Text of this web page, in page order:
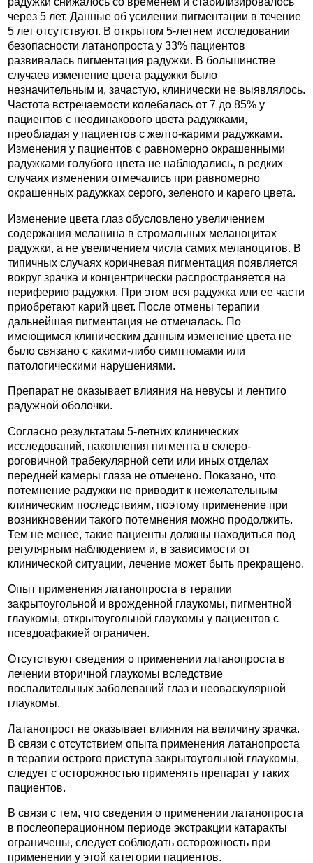
через 5 лет. Данные об усилении пигментации в течение
5 лет отсутствуют. В открытом 5-летнем исследовании
безопасности латанопроста у 33% пациентов
развивалась пигментация радужки. В большинстве
случаев изменение цвета радужки было
незначительным и, зачастую, клинически не выявлялось.
Частота встречаемости колебалась от 7 до 85% у
пациентов с неодинакового цвета радужками,
преобладая у пациентов с желто-карими радужками.
Изменения у пациентов с равномерно окрашенными
радужками голубого цвета не наблюдались, в редких
случаях изменения отмечались при равномерно
окрашенных радужках серого, зеленого и карего цвета.
Изменение цвета глаз обусловлено увеличением
содержания меланина в стромальных меланоцитах
радужки, а не увеличением числа самих меланоцитов. В
типичных случаях коричневая пигментация появляется
вокруг зрачка и концентрически распространяется на
периферию радужки. При этом вся радужка или ее части
приобретают карий цвет. После отмены терапии
дальнейшая пигментация не отмечалась. По
имеющимся клиническим данным изменение цвета не
было связано с какими-либо симптомами или
патологическими нарушениями.
Препарат не оказывает влияния на невусы и лентиго
радужной оболочки.
Согласно результатам 5-летних клинических
исследований, накопления пигмента в склеро-
роговичной трабекулярной сети или иных отделах
передней камеры глаза не отмечено. Показано, что
потемнение радужки не приводит к нежелательным
клиническим последствиям, поэтому применение при
возникновении такого потемнения можно продолжить.
Тем не менее, такие пациенты должны находиться под
регулярным наблюдением и, в зависимости от
клинической ситуации, лечение может быть прекращено.
Опыт применения латанопроста в терапии
закрытоугольной и врожденной глаукомы, пигментной
глаукомы, открытоугольной глаукомы у пациентов с
псевдоафакией ограничен.
Отсутствуют сведения о применении латанопроста в
лечении вторичной глаукомы вследствие
воспалительных заболеваний глаз и неоваскулярной
глаукомы.
Латанопрост не оказывает влияния на величину зрачка.
В связи с отсутствием опыта применения латанопроста
в терапии острого приступа закрытоугольной глаукомы,
следует с осторожностью применять препарат у таких
пациентов.
В связи с тем, что сведения о применении латанопроста
в послеоперационном периоде экстракции катаракты
ограничены, следует соблюдать осторожность при
применении у этой категории пациентов.